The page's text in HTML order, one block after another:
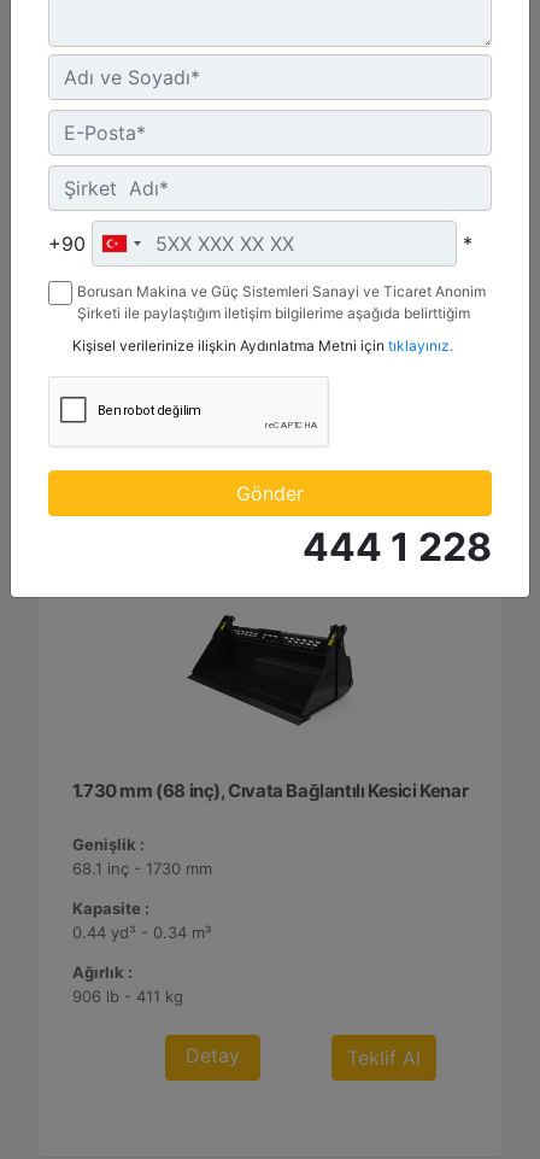
2.642 mm (104 inç), Cıvata Bağlantılı Kesici Kenar
Genişlik :
104 inç - 2642 mm
Kapasite :
1.74 yd³ - 1.33 m³
Ağırlık :
921.5 lb - 418 kg
1.730 mm (68 inç), Cıvata Bağlantılı Kesici Kenar
Genişlik :
68.1 inç - 1730 mm
Kapasite :
0.44 yd³ - 0.34 m³
Ağırlık :
906 lb - 411 kg
Detay Teklif Al
+90 *
Borusan Makina ve Güç Sistemleri Sanayi ve Ticaret Anonim
Şirketi ile paylaştığım iletişim bilgilerime aşağıda belirttiğim
mesaj gönderilmesine izin veriyorum.
Kişisel verilerinize ilişkin Aydınlatma Metni için tıklayınız.
Gönder
444 1 228